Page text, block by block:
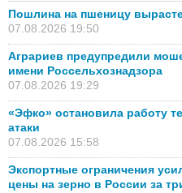
Пошлина на пшеницу
07.08.2026 19:50
Аграриев предупредили
имени Россельхознадзора
07.08.2026 19:29
«Эфко» остановила работу
атаки
07.08.2026 15:58
Экспортные ограничения
цены на зерно в России за